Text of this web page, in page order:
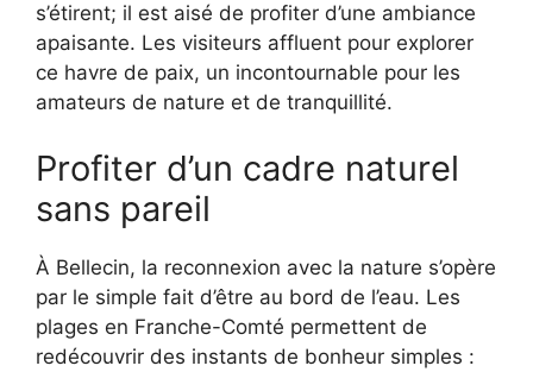
s’étirent; il est aisé de profiter d’une ambiance
apaisante. Les visiteurs affluent pour explorer
ce havre de paix, un incontournable pour les
amateurs de nature et de tranquillité.
Profiter d’un cadre naturel
sans pareil
À Bellecin, la reconnexion avec la nature s’opère
par le simple fait d’être au bord de l’eau. Les
plages en Franche-Comté permettent de
redécouvrir des instants de bonheur simples :